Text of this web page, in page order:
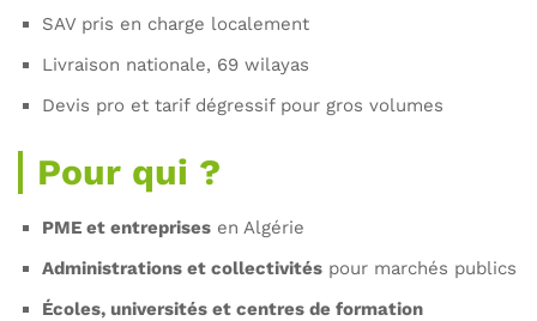
SAV pris en charge localement
Livraison nationale, 69 wilayas
Devis pro et tarif dégressif pour gros volumes
Pour qui ?
PME et entreprises en Algérie
Administrations et collectivités pour marchés publics
Écoles, universités et centres de formation